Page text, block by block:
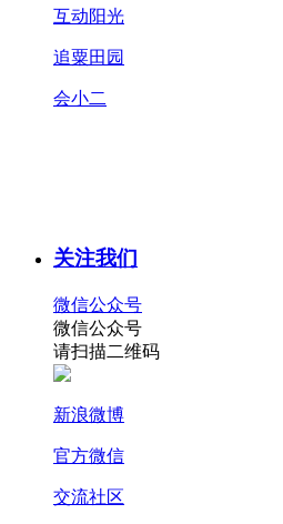
互动阳光
追粟田园
会小二
关注我们
微信公众号
微信公众号
请扫描二维码
新浪微博
官方微信
交流社区